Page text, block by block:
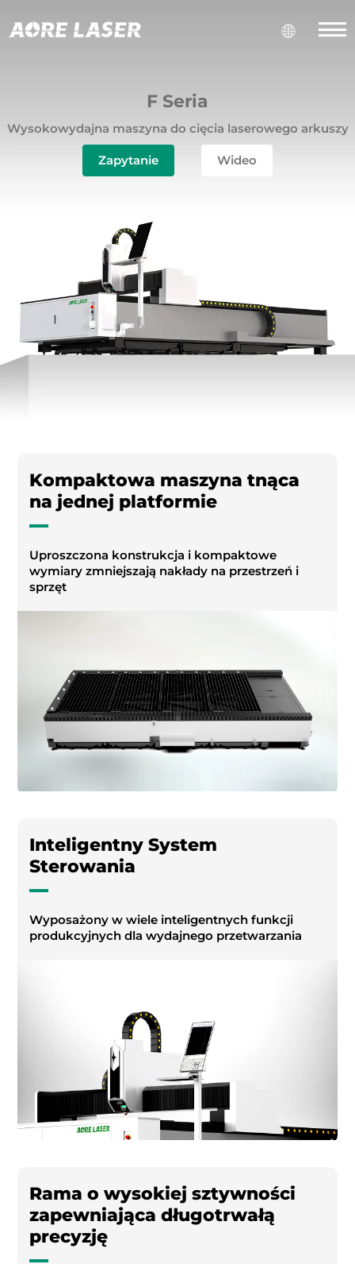
F Seria
Wysokowydajna maszyna do cięcia laserowego arkuszy
Zapytanie Wideo
Kompaktowa maszyna tnąca
na jednej platformie
Uproszczona konstrukcja i kompaktowe
wymiary zmniejszają nakłady na przestrzeń i
sprzęt
Inteligentny System
Sterowania
Wyposażony w wiele inteligentnych funkcji
produkcyjnych dla wydajnego przetwarzania
Rama o wysokiej sztywności
zapewniająca długotrwałą
precyzję